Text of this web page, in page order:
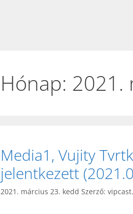
Hónap: 2021.
Media1, Vujity
jelentkezett
2021. március 23. kedd Szerző: